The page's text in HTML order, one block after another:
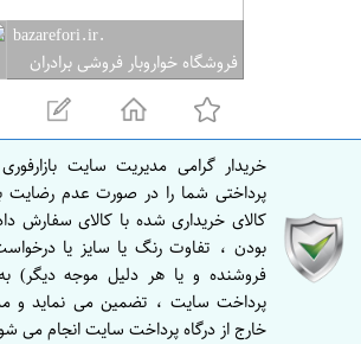
م
ا
ن
ه
م
د
ا
ن
.bazarefori.ir
فروشگاه خواروبار فروشی برادران
خریدار گرامی مدیریت سایت
پرداختی شما را در صورت عدم
کالای خریداری شده با کالای سفارش
بودن ، تفاوت رنگ یا سایز یا
فروشنده و یا هر دلیل موجه دیگر)
پرداخت سایت ، تضمین می نماید و
خارج از درگاه پرداخت سایت انجام می